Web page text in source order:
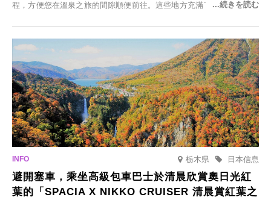
程，方便您在溫泉之旅的間隙順便前往。這些地方充滿了各種魅力，包
食材的餐廳。讓您體驗黑川溫泉的全新樂趣。
栃木県 日本信息
避開塞車，乘坐高級包車巴士於清晨欣賞奧日光紅
葉的「SPACIA X NIKKO CRUISER 清晨賞紅葉之